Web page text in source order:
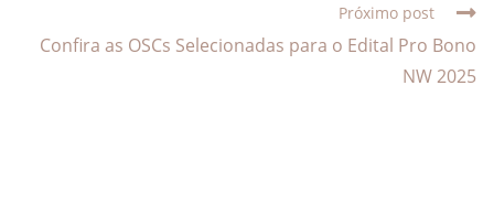
Próximo post
Confira as OSCs Selecionadas para o Edital Pro Bono
NW 2025